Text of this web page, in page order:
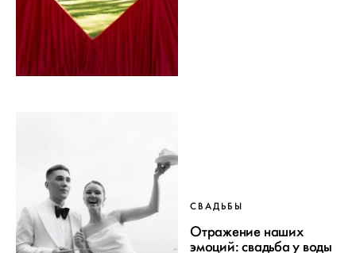
СВАДЬБЫ
Отражение наших
эмоций: свадьба у воды